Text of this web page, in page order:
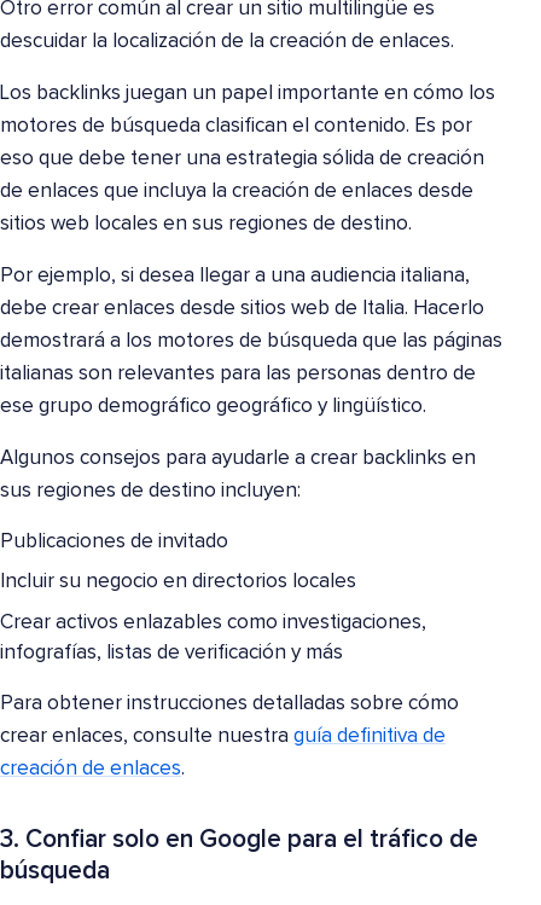
Otro error común al crear un sitio multilingüe es
descuidar la localización de la creación de enlaces.
Los backlinks juegan un papel importante en cómo los
motores de búsqueda clasifican el contenido. Es por
eso que debe tener una estrategia sólida de creación
de enlaces que incluya la creación de enlaces desde
sitios web locales en sus regiones de destino.
Por ejemplo, si desea llegar a una audiencia italiana,
debe crear enlaces desde sitios web de Italia. Hacerlo
demostrará a los motores de búsqueda que las páginas
italianas son relevantes para las personas dentro de
ese grupo demográfico geográfico y lingüístico.
Algunos consejos para ayudarle a crear backlinks en
sus regiones de destino incluyen:
Publicaciones de invitado
Incluir su negocio en directorios locales
Crear activos enlazables como investigaciones,
infografías, listas de verificación y más
Para obtener instrucciones detalladas sobre cómo
crear enlaces, consulte nuestra guía definitiva de
creación de enlaces.
3. Confiar solo en Google para el tráfico de
búsqueda